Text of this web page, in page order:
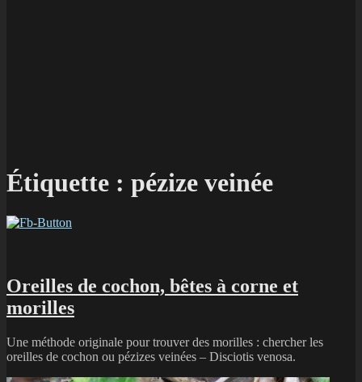
Étiquette : pézize veinée
Oreilles de cochon, bêtes à corne et
morilles
Une méthode originale pour trouver des morilles : chercher les
oreilles de cochon ou pézizes veinées – Disciotis venosa.